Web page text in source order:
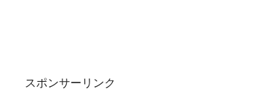
スポンサーリンク